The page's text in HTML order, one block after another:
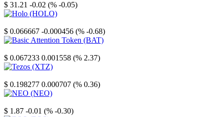
$ 31.21 -0.02 (% -0.05)
$ 0.066667 -0.000456 (% -0.68)
$ 0.067233 0.001558 (% 2.37)
$ 0.198277 0.000707 (% 0.36)
$ 1.87 -0.01 (% -0.30)